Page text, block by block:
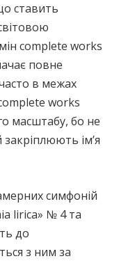
ставить
complete works
повне
в межах
works
масштабу, бо не
ім’я
симфоній
lirica» № 4 та
до
з ним за